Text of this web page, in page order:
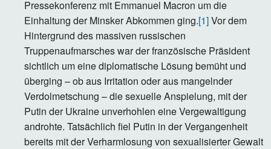
Pressekonferenz mit Emmanuel Macron um die
Einhaltung der Minsker Abkommen ging.[1]Vor dem
Hintergrund des massiven russischen
Truppenaufmarsches war der französische Präsident
sichtlich um eine diplomatische Lösung bemüht und
überging – ob aus Irritation oder aus mangelnder
Verdolmetschung – die sexuelle Anspielung, mit der
Putin der Ukraine unverhohlen eine Vergewaltigung
androhte. Tatsächlich fiel Putin in der Vergangenheit
bereits mit der Verharmlosung von sexualisierter Gewalt